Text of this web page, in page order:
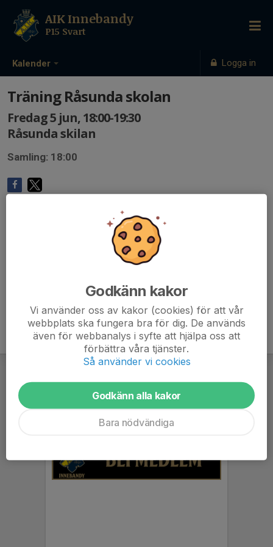
Kalender Logga in
AIK Innebandy
P15 Svart
Träning Råsunda skolan
Fredag 5 jun, 18:00-19:30
Råsunda skilan
Samling: 18:00
Godkänn kakor
Vi använder oss av kakor (cookies) för att vår
webbplats ska fungera bra för dig. De används
även för webbanalys i syfte att hjälpa oss att
förbättra våra tjänster.
Så använder vi cookies
Godkänn alla kakor
Bara nödvändiga